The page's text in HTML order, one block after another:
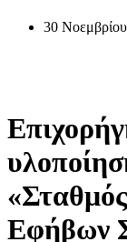
30
Εφήβων